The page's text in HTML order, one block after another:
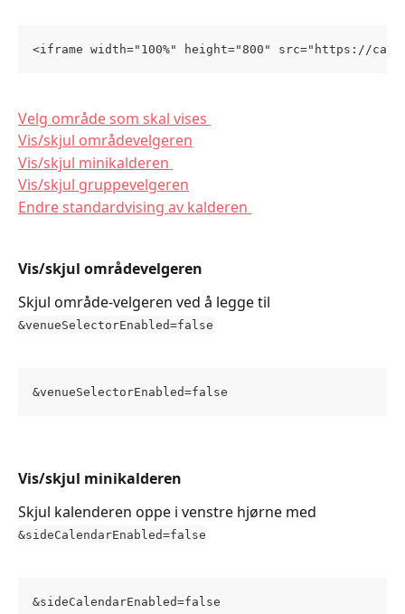
<iframe width="100%" height="800" src="https://
Velg område som skal vises
Vis/skjul områdevelgeren
Vis/skjul minikalderen
Vis/skjul gruppevelgeren
Endre standardvising av kalderen
Vis/skjul områdevelgeren
Skjul område-velgeren ved å legge til
&venueSelectorEnabled=false
&venueSelectorEnabled=false
Vis/skjul minikalderen
Skjul kalenderen oppe i venstre hjørne med
&sideCalendarEnabled=false
&sideCalendarEnabled=false